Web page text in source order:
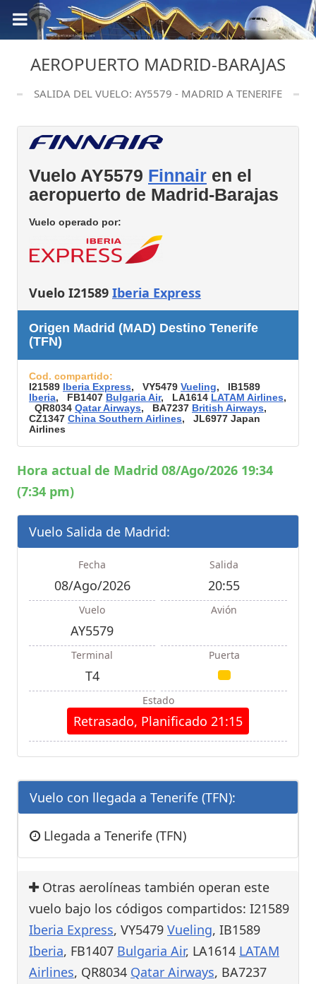
AEROPUERTO MADRID-BARAJAS
SALIDA DEL VUELO: AY5579 - MADRID A TENERIFE
Vuelo AY5579 Finnair en el
aeropuerto de Madrid-Barajas
Vuelo operado por:
Vuelo I21589 Iberia Express
Origen Madrid (MAD) Destino Tenerife
(TFN)
Cod. compartido:
I21589 Iberia Express, VY5479 Vueling, IB1589
Iberia, FB1407 Bulgaria Air, LA1614 LATAM Airlines,
QR8034 Qatar Airways, BA7237 British Airways,
CZ1347 China Southern Airlines, JL6977 Japan
Airlines
Hora actual de Madrid 08/Ago/2026 19:34
(7:34 pm)
Vuelo Salida de Madrid:
Fecha
08/Ago/2026
Salida
20:55
Vuelo
AY5579
Avión
Terminal
T4
Puerta
Estado
Retrasado, Planificado 21:15
Vuelo con llegada a Tenerife (TFN):
Llegada a Tenerife (TFN)
Otras aerolíneas también operan este
vuelo bajo los códigos compartidos: I21589
Iberia Express, VY5479 Vueling, IB1589
Iberia, FB1407 Bulgaria Air, LA1614 LATAM
Airlines, QR8034 Qatar Airways, BA7237